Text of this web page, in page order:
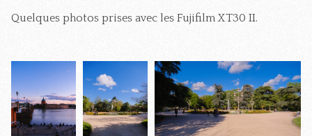
Quelques photos prises avec les Fujifilm XT30 II.